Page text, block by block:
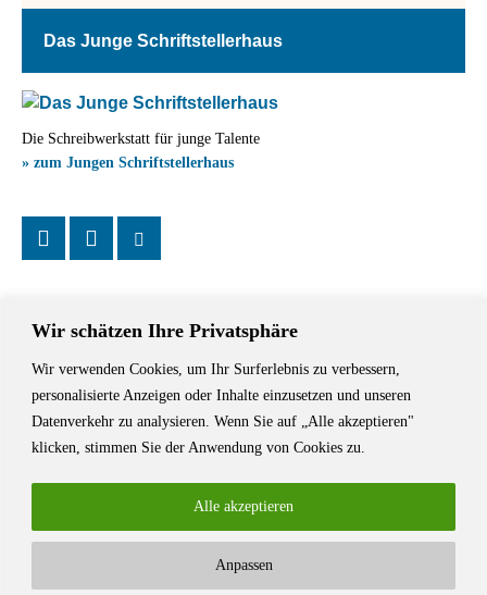
Wir schätzen Ihre Privatsphäre
Wir verwenden Cookies, um Ihr Surferlebnis zu verbessern,
personalisierte Anzeigen oder Inhalte einzusetzen und unseren
Datenverkehr zu analysieren. Wenn Sie auf „Alle akzeptieren"
klicken, stimmen Sie der Anwendung von Cookies zu.
Anpassen
Alle akzeptieren
Das Junge Schriftstellerhaus
Die Schreibwerkstatt für junge Talente
» zum Jungen Schriftstellerhaus
Das Schriftstellerhaus ist ein beliebter Treffpunkt für Autorinnen und
Autoren aus Stuttgart und der Region sowie ein Veranstaltungsort für
Lesungen, Tagungen und Schreibwerkstätten.